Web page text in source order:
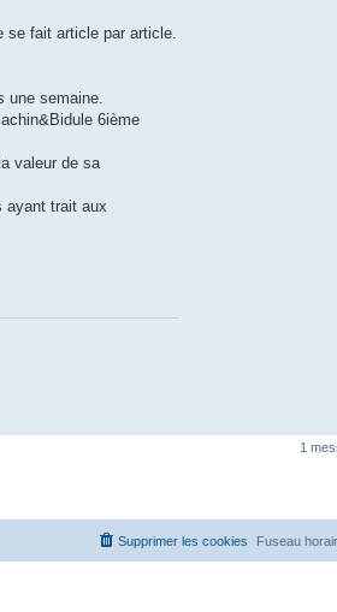
se fait article par article.
une semaine.
6ième
valeur de sa
ayant trait aux
1
Fuseau
Supprimer les cookies